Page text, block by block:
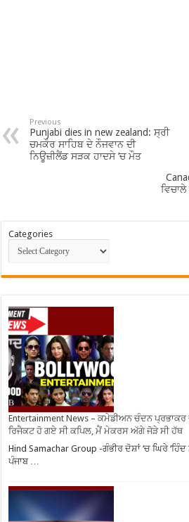
Previous
Punjabi dies in new zealand: ਸ੍ਰੀ
ਚਮਕੌਰ ਸਾਹਿਬ ਦੇ ਨੌਜਵਾਨ ਦੀ
ਨਿਊਜ਼ੀਲੈਂਡ ਸੜਕ ਹਾਦਸੇ ’ਚ ਮੌਤ
Categories
Entertainment News – ਕਮੇਡੀਅਨ ਚੰਦਨ ਪ੍ਰਭਾਕਰ
ਰਿਜੈਕਟ ਹੋ ਗਏ ਸੀ ਕਪਿਲ, ਮੈਂ ਮੇਕਰਸ ਅੱਗੇ ਜੋੜੇ ਸੀ ਹੱਥ
Hind Samachar Group -ਗੰਭੀਰ ਦੋਸ਼ਾਂ ‘ਚ ਘਿਰੇ
ਪੰਜਾਬ …